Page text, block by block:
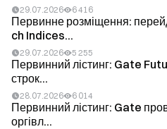
29.07.2026 6 416
Первинне розміщення:
ch Indices...
29.07.2026 5 255
Первинний лістинг: Gate
строк...
28.07.2026 6 014
Первинний лістинг: Gate
оргівл...